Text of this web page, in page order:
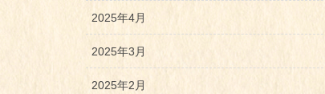
2025年4月
2025年3月
2025年2月